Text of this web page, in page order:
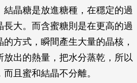
結晶糖是放進糖種，在穩定的過
大。而含蜜糖則是在更高的過
方式，瞬間產生大量的晶核，
放出的熱量，把水分蒸乾，所以
且蜜和結晶不分離。